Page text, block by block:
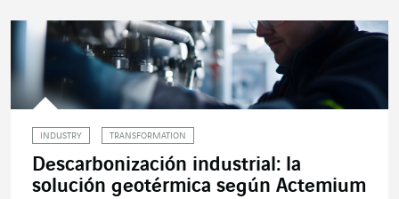
INDUSTRY TRANSFORMATION
Descarbonización industrial: la
solución geotérmica según Actemium